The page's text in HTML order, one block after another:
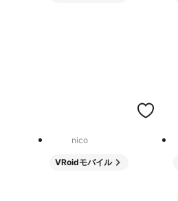
nico
VRoidモバイル